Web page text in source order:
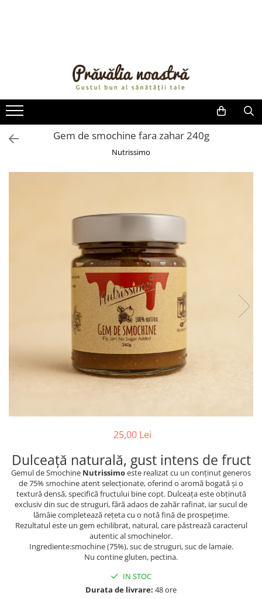
ULEIURI ȘI UNTURI
MĂSLINE
NUCI ȘI SEMINȚE
FRUCTE DESHIDRATATE
FRUCTE LA CONSERVĂ
FĂINĂ FĂRĂ GLUTEN
CREME ȘI PASTE TARTINABILE
CEAIURI GRECEȘTI
CIOCOLATĂ ȘI CACAO
SUPERALIMENTE
LACTATE
REMEDII NATURISTE
TOATE PRODUSELE
Gem de smochine fara zahar 240g
Nutrissimo
25,00 Lei
Dulceață naturală, gust intens de fruct
Gemul de Smochine Nutrissimoeste realizat cu un conținut generos
de 75% smochine atent selecționate, oferind o aromă bogată și o
textură densă, specifică fructului bine copt. Dulceața este obținută
exclusiv din suc de struguri, fără adaos de zahăr rafinat, iar sucul de
lămâie completează rețeta cu o notă fină de prospețime.
Rezultatul este un gem echilibrat, natural, care păstrează caracterul
autentic al smochinelor.
Ingrediente:smochine (75%), suc de struguri, suc de lamaie.
Nu contine gluten, pectina.
IN STOC
Durata de livrare: 48 ore